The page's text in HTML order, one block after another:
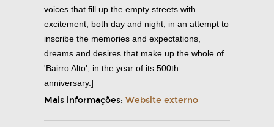
voices that fill up the empty streets with
excitement, both day and night, in an attempt to
inscribe the memories and expectations,
dreams and desires that make up the whole of
'Bairro Alto', in the year of its 500th
anniversary.]
Mais informações: Website externo